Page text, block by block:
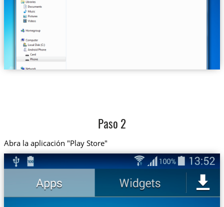
Paso 2
Abra la aplicación "Play Store"